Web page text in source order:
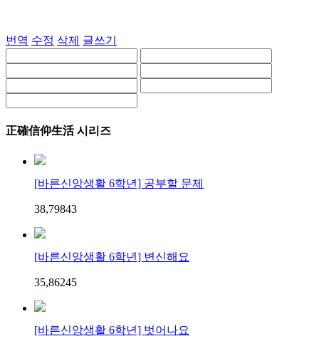
번역 수정 삭제 글쓰기
正確信仰生活 시리즈
[바른신앙생활 6학년] 공부할 문제
38,79843
[바른신앙생활 6학년] 변신해요
35,86245
[바른신앙생활 6학년] 벗어나요